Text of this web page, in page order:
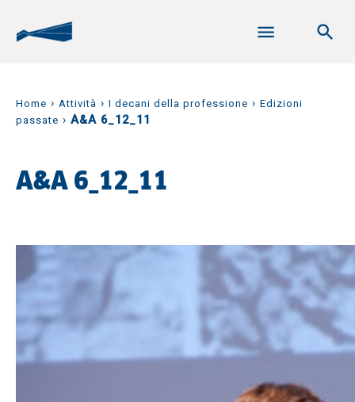
Home › Attività › I decani della professione › Edizioni
passate › A&A 6_12_11
A&A 6_12_11